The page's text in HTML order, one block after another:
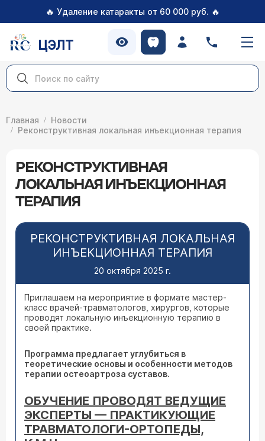
🔥 Удаление катаракты от 60 000 руб. 🔥
ЦЭЛТ
Главная
Новости
Реконструктивная локальная инъекционная терапия
РЕКОНСТРУКТИВНАЯ
ЛОКАЛЬНАЯ ИНЪЕКЦИОННАЯ
ТЕРАПИЯ
РЕКОНСТРУКТИВНАЯ ЛОКАЛЬНАЯ
ИНЪЕКЦИОННАЯ ТЕРАПИЯ
20 октября 2025 г.
Приглашаем на мероприятие в формате мастер-
класс врачей-травматологов, хирургов, которые
проводят локальную инъекционную терапию в
своей практике.
Программа предлагает углубиться в
теоретические основы и особенности методов
терапии остеоартроза суставов.
ОБУЧЕНИЕ ПРОВОДЯТ ВЕДУЩИЕ
ЭКСПЕРТЫ — ПРАКТИКУЮЩИЕ
ТРАВМАТОЛОГИ-ОРТОПЕДЫ,